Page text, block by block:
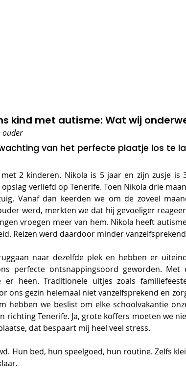
kind met autisme: Wat wij
ouder
van het perfecte plaatje los te
2 kinderen. Nikola is 5 jaar en zijn zusje is
verliefd op Tenerife. Toen Nikola drie
Vanaf dan keerden we om de zoveel
werd, merkten we dat hij gevoeliger
vroegen meer van hem. Nikola heeft
Reizen werd daardoor minder
naar dezelfde plek en hebben er
perfecte ontsnappingsoord geworden.
er heen. Traditionele uitjes zoals
ons gezin helemaal niet vanzelfsprekend en
hebben we beslist om elke schoolvakantie
richting Tenerife. Ja, grote koffers moeten we
dat bespaart mij heel veel stress.
Hun bed, hun speelgoed, hun routine. Zelfs